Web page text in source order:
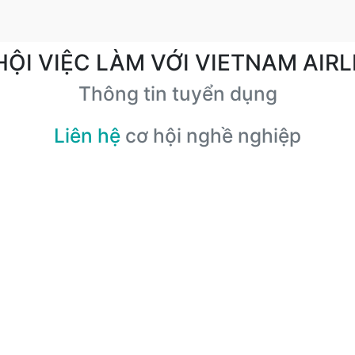
VIỆC LÀM VỚI VIETNAM
Thông tin tuyển dụng
Liên hệ cơ hội nghề nghiệp